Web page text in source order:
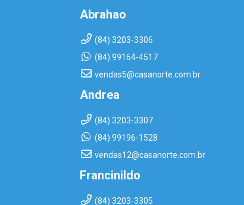
Abrahao
(84) 3203-3306
(84) 99164-4517
vendas5@casanorte.com.br
Andrea
(84) 3203-3307
(84) 99196-1528
vendas12@casanorte.com.br
Francinildo
(84) 3203-3305